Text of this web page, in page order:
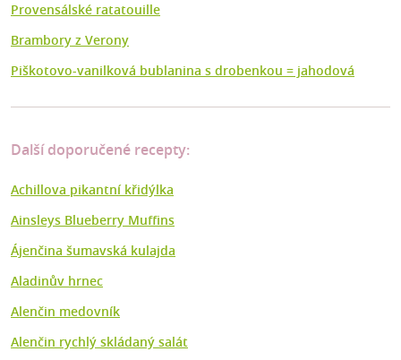
Provensálské ratatouille
Brambory z Verony
Piškotovo-vanilková bublanina s drobenkou = jahodová
Další doporučené recepty:
Achillova pikantní křidýlka
Ainsleys Blueberry Muffins
Ájenčina šumavská kulajda
Aladinův hrnec
Alenčin medovník
Alenčin rychlý skládaný salát